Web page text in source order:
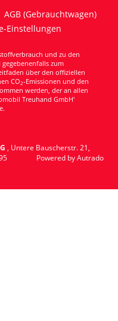
AGB (Gebrauchtwagen)
Einstellungen
und zu den
zum
über den offiziellen
CO2-Emissionen und den
werden, der an allen
Treuhand GmbH'
, Untere Bauscherstr. 21,
Powered by Autrado